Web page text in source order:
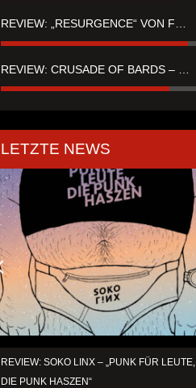
REVIEW: „RESURGENCE“ VON FUTURE PALACE
LETZTE NEWS
REVIEW: SOKO LINX – „PUNK FÜR LEUTE,
DIE PUNK HASZEN“